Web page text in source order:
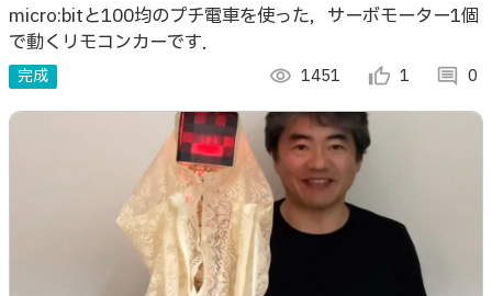
micro:bitと100均のプチ電車を使った，サーボモーター1個
で動くリモコンカーです．
完成 visibility 1451 thumb_up_alt 1 comment 0